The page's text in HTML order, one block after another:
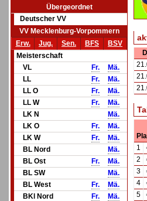
Übergeordnet
Deutscher VV
VV Mecklenburg-Vorpommern
Erw.
Jug. Sen. BFS
BSV
Meisterschaft
VL
Fr.
Mä.
LL
Fr.
Mä.
LL O
Fr.
Mä.
LL W
Fr.
Mä.
LK N
Mä.
LK O
Fr.
Mä.
LK W
Fr.
Mä.
BL Nord
Mä.
BL Ost
Fr.
Mä.
BL SW
Mä.
BL West
Fr.
Mä.
BKl Nord
Fr.
Mä.
1
2
3
4
5